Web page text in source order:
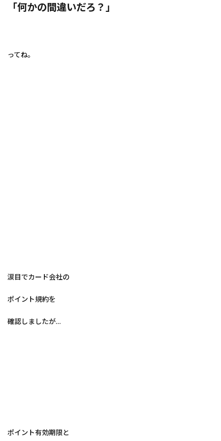
「何かの間違いだろ？」
ってね。
涙目でカード会社の
ポイント規約を
確認しましたが…
ポイント有効期限と